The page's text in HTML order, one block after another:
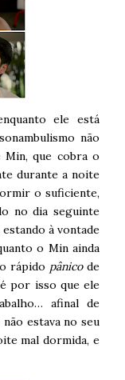
ele está
não
que cobra o
durante a noite
o suficiente,
no dia seguinte
à vontade
o Min ainda
rápido pânicode
por isso que ele
afinal de
estava no seu
mal dormida, e